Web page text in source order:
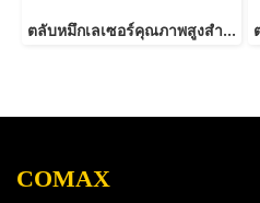
ตลับหมึกเลเซอร์คุณภาพสูงสำหรับ HP และ Canon รุ่น CF283A JUMBO
COMAX